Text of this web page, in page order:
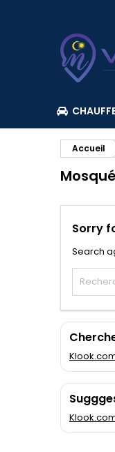
Accueil
Sorry
Search